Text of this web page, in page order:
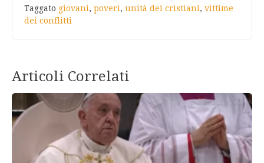
Taggato giovani, poveri, unità dei cristiani, vittime
dei conflitti
Articoli Correlati